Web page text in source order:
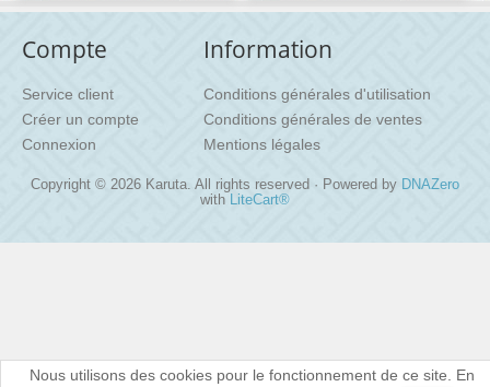
Nous utilisons des cookies pour le fonctionnement de ce site. En
Compte
Service client
Créer un compte
Connexion
Information
Conditions générales d'utilisation
Conditions générales de ventes
Mentions légales
Copyright © 2026 Karuta. All rights reserved · Powered by DNAZero
with
LiteCart®